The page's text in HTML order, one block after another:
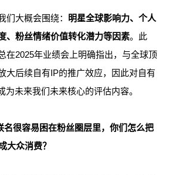
们大概会围绕：
明星全球影响力、个人
、粉丝情绪价值转化潜力等因素。此
在2025年业绩会上明确指出，与全球顶
大后续自有IP的推广效应，因此对自有
为未来我们未来核心的评估内容。
很容易困在粉丝圈层里，你们怎么把
大众消费？